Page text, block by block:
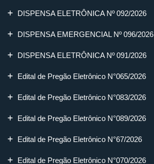
DISPENSA ELETRÔNICA Nº 092/2026
DISPENSA EMERGENCIAL Nº 096/2026
DISPENSA ELETRÔNICA Nº 091/2026
Edital de Pregão Eletrônico N°065/2026
Edital de Pregão Eletrônico N°083/2026
Edital de Pregão Eletrônico N°089/2026
Edital de Pregão Eletrônico N°67/2026
Edital de Pregão Eletrônico N°070/2026